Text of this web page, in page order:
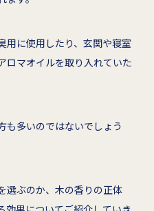
用に使用したり、玄関や寝室
ロマオイルを取り入れていた
も多いのではないでしょう
選ぶのか、木の香りの正体